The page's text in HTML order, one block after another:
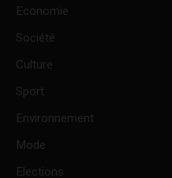
Economie
Société
Culture
Sport
Environnement
Mode
Elections